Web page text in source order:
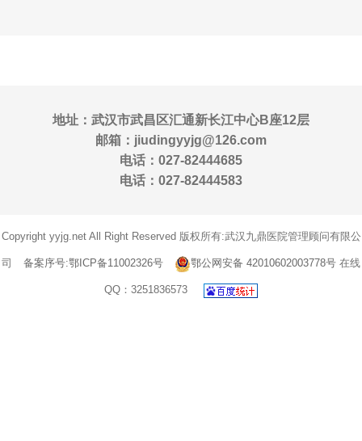
地址：武汉市武昌区汇通新长江中心B座12层
邮箱：jiudingyyjg@126.com
电话：027-82444685
电话：027-82444583
Copyright yyjg.net All Right Reserved 版权所有:武汉九鼎医院管理顾问有限公
司 备案序号:鄂ICP备11002326号 鄂公网安备 42010602003778号 在线
QQ：3251836573